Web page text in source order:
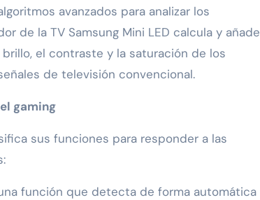
avanzados para analizar los
de la TV Samsung Mini LED calcula y añade
el contraste y la saturación de los
de televisión convencional.
gaming
sus funciones para responder a las
función que detecta de forma automática